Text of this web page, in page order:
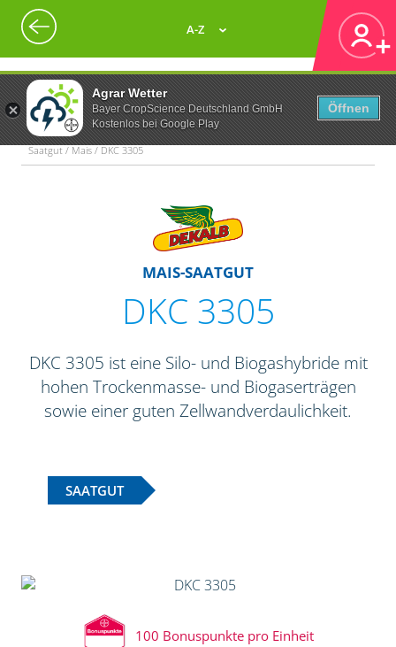
Agrar Wetter
Bayer CropScience Deutschland GmbH
Kostenlos bei Google Play
Öffnen
A-Z
Saatgut / Mais / DKC 3305
MAIS-SAATGUT
DKC 3305
DKC 3305 ist eine Silo- und Biogashybride mit
hohen Trockenmasse- und Biogaserträgen
sowie einer guten Zellwandverdaulichkeit.
SAATGUT
100 Bonuspunkte pro Einheit